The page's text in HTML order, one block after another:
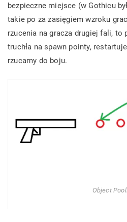
bezpieczne miejsce (w Gothicu
takie po za zasięgiem wzroku
rzucenia na gracza drugiej fali, to
truchła na spawn pointy,
rzucamy do boju.
Object